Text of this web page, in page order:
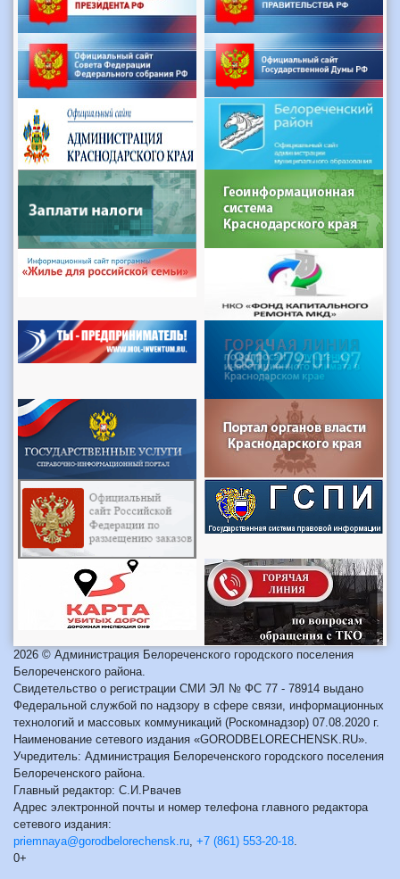
2026 © Администрация Белореченского городского поселения
Белореченского района.
Свидетельство о регистрации СМИ ЭЛ № ФС 77 - 78914 выдано
Федеральной службой по надзору в сфере связи, информационных
технологий и массовых коммуникаций (Роскомнадзор) 07.08.2020 г.
Наименование сетевого издания «GORODBELORECHENSK.RU».
Учредитель: Администрация Белореченского городского поселения
Белореченского района.
Главный редактор: С.И.Рвачев
Адрес электронной почты и номер телефона главного редактора
сетевого издания:
priemnaya@gorodbelorechensk.ru +7 (861) 553-20-18
0+